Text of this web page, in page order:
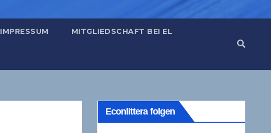
IMPRESSUM MITGLIEDSCHAFT BEI EL
Econlittera folgen